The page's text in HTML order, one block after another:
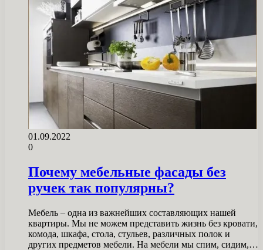
01.09.2022
0
Почему мебельные фасады без
ручек так популярны?
Мебель – одна из важнейших составляющих нашей
квартиры. Мы не можем представить жизнь без кровати,
комода, шкафа, стола, стульев, различных полок и
других предметов мебели. На мебели мы спим, сидим,…